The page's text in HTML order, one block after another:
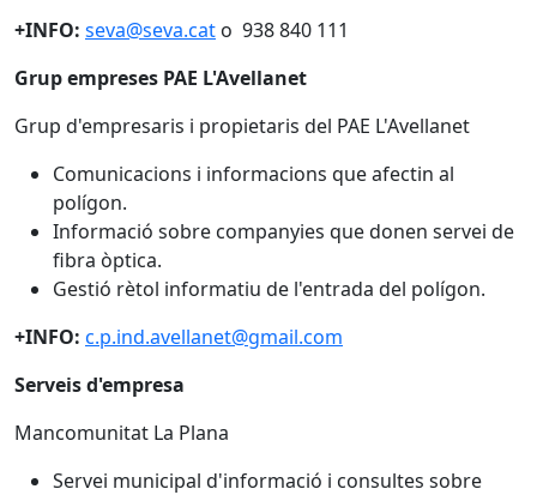
+INFO: seva@seva.cat o 938 840 111
Grup empreses PAE L'Avellanet
Grup d'empresaris i propietaris del PAE L'Avellanet
Comunicacions i informacions que afectin al
polígon.
Informació sobre companyies que donen servei de
fibra òptica.
Gestió rètol informatiu de l'entrada del polígon.
+INFO: c.p.ind.avellanet@gmail.com
Serveis d'empresa
Mancomunitat La Plana
Servei municipal d'informació i consultes sobre